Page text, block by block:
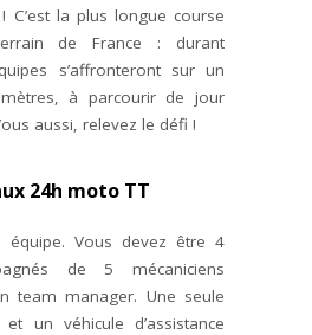
C’est la plus longue course
de France : durant
s’affronteront sur un
à parcourir de jour
aussi, relevez le défi !
24h moto TT
équipe. Vous devez être 4
de 5 mécaniciens
team manager. Une seule
un véhicule d’assistance